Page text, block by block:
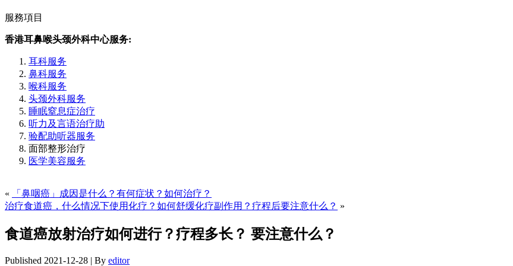
服務項目
香港耳鼻喉头颈外科中心服务:
耳科服务
鼻科服务
喉科服务
头颈外科服务
睡眠窒息症治疗
听力及言语治疗助
验配助听器服务
面部整形治疗
医学美容服务
«
「鼻咽癌」成因是什么？有何症状？如何治疗？
治疗食道癌，什么情况下使用化疗？如何舒缓化疗副作用？疗程后要注意什么？ »
食道癌放射治疗如何进行？疗程多长？ 要注意什么？
Published 2021-12-28 | By editor